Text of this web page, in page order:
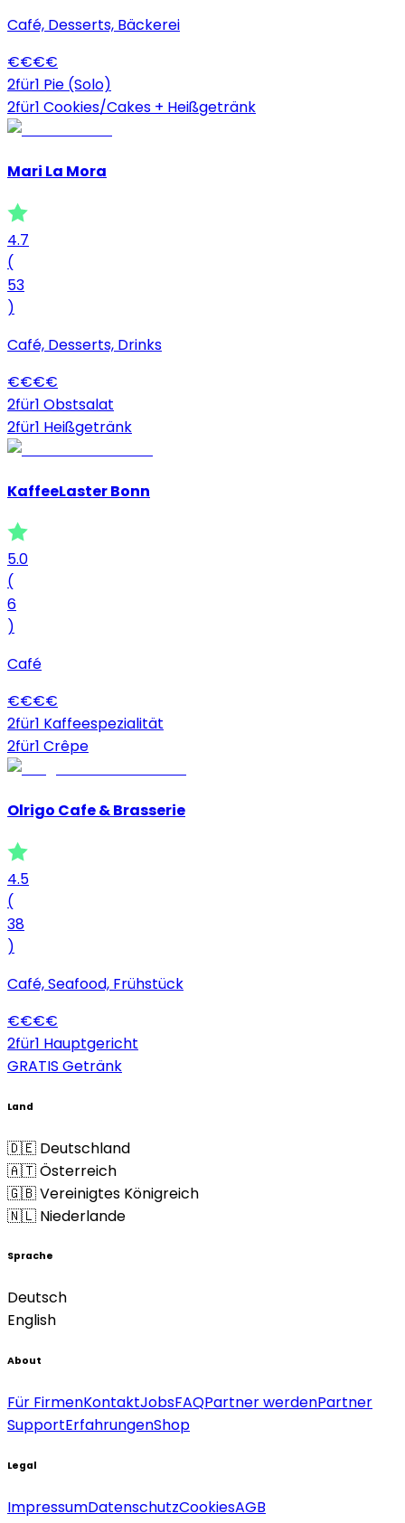
Café, Desserts, Bäckerei
€€€€
2für1 Pie (Solo)
2für1 Cookies/Cakes + Heißgetränk
Mari La Mora
4.7
(
53
)
Café, Desserts, Drinks
€€€€
2für1 Obstsalat
2für1 Heißgetränk
KaffeeLaster Bonn
5.0
(
6
)
Café
€€€€
2für1 Kaffeespezialität
2für1 Crêpe
Olrigo Cafe & Brasserie
4.5
(
38
)
Café, Seafood, Frühstück
€€€€
2für1 Hauptgericht
GRATIS Getränk
Land
🇩🇪 Deutschland
🇦🇹 Österreich
🇬🇧 Vereinigtes Königreich
🇳🇱 Niederlande
Sprache
Deutsch
English
About
Für FirmenKontaktJobsFAQPartner werdenPartner
SupportErfahrungenShop
Legal
ImpressumDatenschutzCookiesAGB